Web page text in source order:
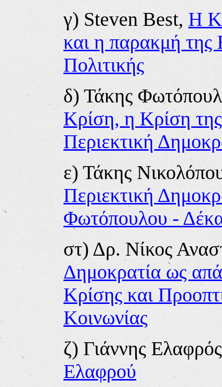
γ) Steven Best, Η
και η παρακμή της
Πολιτικής
δ) Τάκης
Κρίση, η Κρίση
Περιεκτική
ε) Τάκης
Περιεκτική
Φωτόπουλου -
στ) Δρ. Νίκος
Δημοκρατία ως
Κρίσης και
Κοινωνίας
ζ) Γιάννης
Ελαφρού